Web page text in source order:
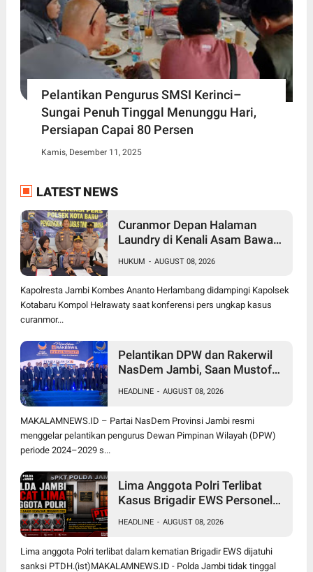
Pelantikan Pengurus SMSI Kerinci–
Sungai Penuh Tinggal Menunggu Hari,
Persiapan Capai 80 Persen
Kamis, Desember 11, 2025
LATEST NEWS
Curanmor Depan Halaman
Laundry di Kenali Asam Bawah
Ditangkap Polisi
HUKUM - AUGUST 08, 2026
Kapolresta Jambi Kombes Ananto Herlambang didampingi Kapolsek
Kotabaru Kompol Helrawaty saat konferensi pers ungkap kasus
curanmor...
Pelantikan DPW dan Rakerwil
NasDem Jambi, Saan Mustofa
Perolehan Kursi 2029 Target
Tembus 4 Besar
HEADLINE - AUGUST 08, 2026
MAKALAMNEWS.ID – Partai NasDem Provinsi Jambi resmi
menggelar pelantikan pengurus Dewan Pimpinan Wilayah (DPW)
periode 2024–2029 s...
Lima Anggota Polri Terlibat
Kasus Brigadir EWS Personel
Akhirnya Dipecat
HEADLINE - AUGUST 08, 2026
Lima anggota Polri terlibat dalam kematian Brigadir EWS dijatuhi
sanksi PTDH.(ist)MAKALAMNEWS.ID - Polda Jambi tidak tinggal